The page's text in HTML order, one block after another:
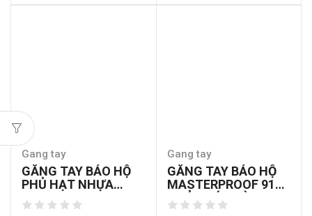
Gang tay
GĂNG TAY BẢO HỘ
PHỦ HẠT NHỰA
PRO-PRO 2
Gang tay
GĂNG TAY BẢO HỘ
MASTERPROOF 911-
5 CỦA ĐỨC TỪ SỢI
POLYESTER PHỦ PU